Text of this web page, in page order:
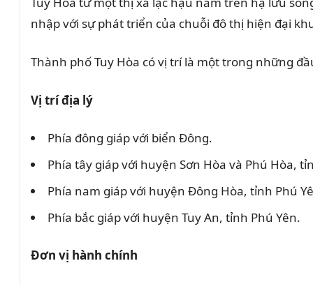
nhập với sự phát triển của chuỗi đô thị hiện đại
Thành phố Tuy Hòa có vị trí là một trong những
Vị trí địa lý
Phía đông giáp với biển Đông.
Phía tây giáp với huyện Sơn Hòa và Phú Hòa,
Phía nam giáp với huyện Đông Hòa, tỉnh Phú
Phía bắc giáp với huyện Tuy An, tỉnh Phú Yên.
Đơn vị hành chính